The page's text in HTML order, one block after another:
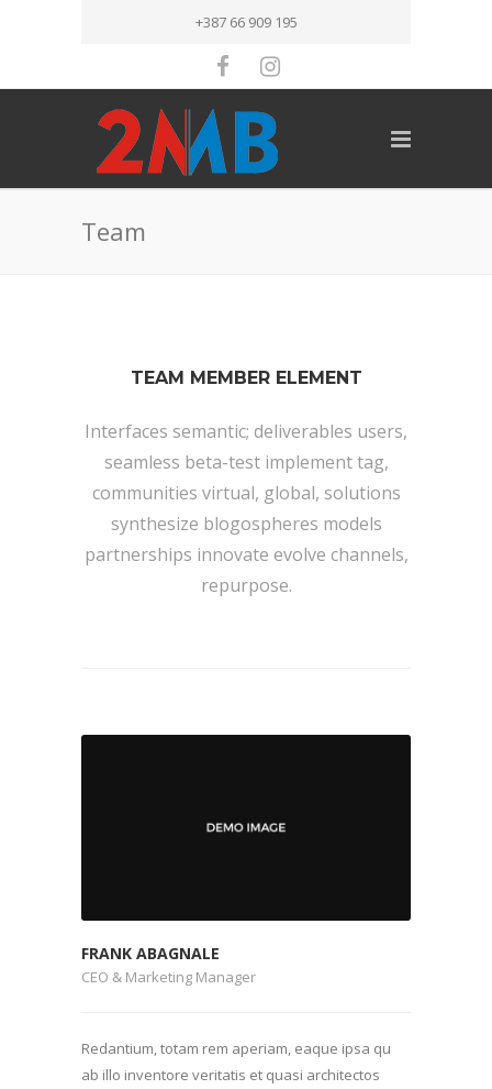
+387 66 909 195
Team
TEAM MEMBER ELEMENT
Interfaces semantic; deliverables users,
seamless beta-test implement tag,
communities virtual, global, solutions
synthesize blogospheres models
partnerships innovate evolve channels,
repurpose.
FRANK ABAGNALE
CEO & Marketing Manager
Redantium, totam rem aperiam, eaque ipsa qu
ab illo inventore veritatis et quasi architectos